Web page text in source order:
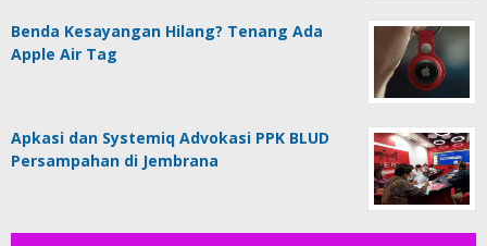
Benda Kesayangan Hilang? Tenang Ada
Apple Air Tag
Apkasi dan Systemiq Advokasi PPK BLUD
Persampahan di Jembrana